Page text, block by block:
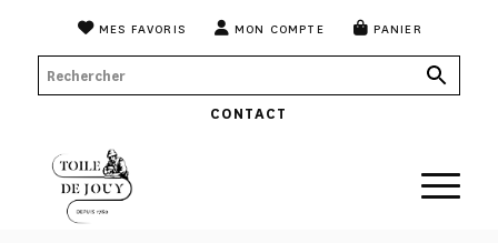
MES FAVORIS MON COMPTE PANIER
CONTACT